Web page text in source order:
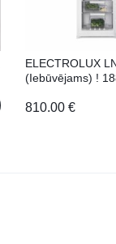
ELECTROLUX
(Iebūvējams) !
810.00 €